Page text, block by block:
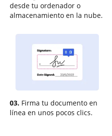
desde tu ordenador o
almacenamiento en la nube.
03. Firma tu documento en
línea en unos pocos clics.